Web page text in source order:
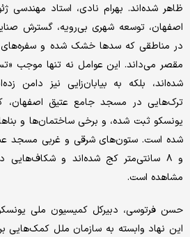
ظاهر شده‌‌اند. بهرام نادی، استاد مهندسی
اصفهان، توسعه شهری بی‌‌رویه، گسترش
در مناطقی که سدها خشک شده و سفره‌‌های
مقصر می‌‌داند. این عوامل نه‌‌ تنها موجب
شده‌‌اند، بلکه به بیابان‌‌زایی نیز دامن
ترک‌‌هایی در مسجد جامع عتیق اصفهان،
یونسکو ثبت شده، و برخی ساختمان‌‌ها و
و ۸ سانتی‌متر کج شده‌‌اند و شکاف‌‌هایی
مشاهده است.
حسن فرتوسی، دبیرکل کمیسیون ملی
این نهاد وابسته به سازمان ملل کمک‌‌هایی